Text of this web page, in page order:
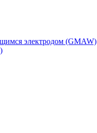
электродом (GMAW)